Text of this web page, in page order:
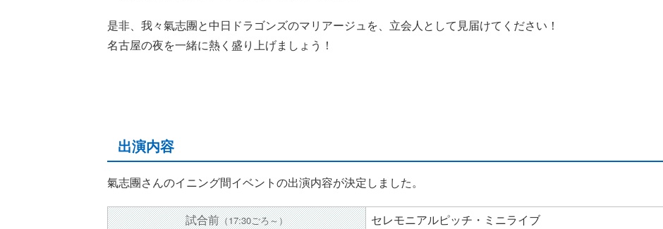
是非、我々氣志團と中日ドラゴンズのマリアージュを、立会人として見届けてください！
名古屋の夜を一緒に熱く盛り上げましょう！
出演内容
氣志團さんのイニング間イベントの出演内容が決定しました。
試合前（17:30ごろ～）
セレモニアルピッチ・ミニライブ